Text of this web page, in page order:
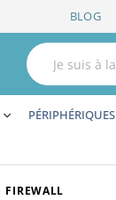
BLOG
PÉRIPHÉRIQUES
FIREWALL